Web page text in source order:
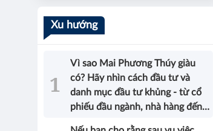
Xu hướng
Vì sao Mai Phương Thúy giàu
có? Hãy nhìn cách đầu tư và
danh mục đầu tư khủng - từ cổ
phiếu đầu ngành, nhà hàng đến